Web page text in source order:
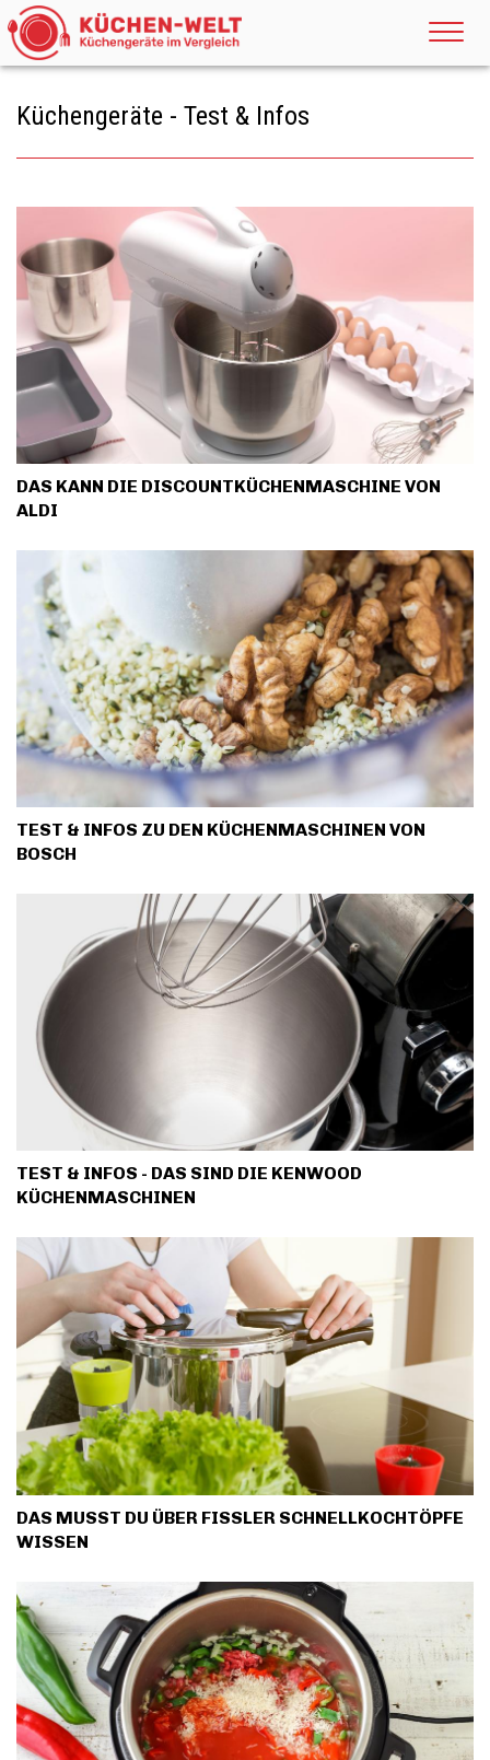
Küchengeräte - Test & Infos
DAS KANN DIE DISCOUNTKÜCHENMASCHINE VON
ALDI
TEST & INFOS ZU DEN KÜCHENMASCHINEN VON
BOSCH
TEST & INFOS - DAS SIND DIE KENWOOD
KÜCHENMASCHINEN
DAS MUSST DU ÜBER FISSLER SCHNELLKOCHTÖPFE
WISSEN